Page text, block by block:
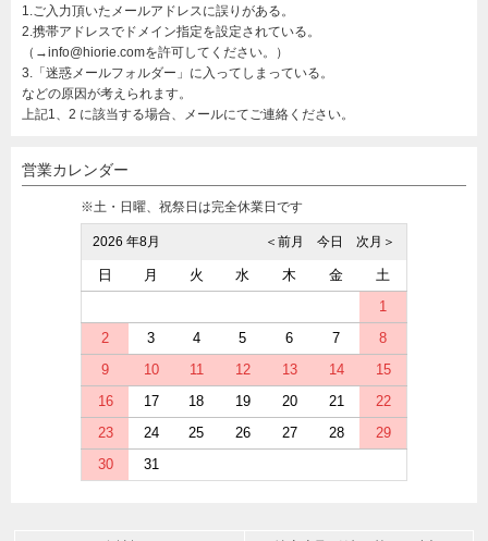
1.ご入力頂いたメールアドレスに誤りがある。
2.携帯アドレスでドメイン指定を設定されている。
（→info@hiorie.comを許可してください。）
3.「迷惑メールフォルダー」に入ってしまっている。
などの原因が考えられます。
上記1、2 に該当する場合、メールにてご連絡ください。
営業カレンダー
※土・日曜、祝祭日は完全休業日です
2026 年8月 次月＞
今日
＜前月
日 月 火 水 木 金
土
1
2
3 4 5 6 7
8
9
10 11 12 13 14
15
16
17 18 19 20 21
22
23
24 25 26 27 28
29
30
31